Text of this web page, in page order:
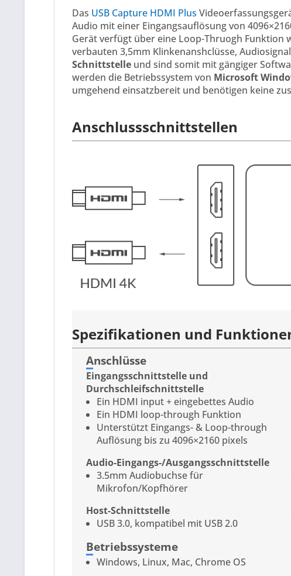
Das USB Capture HDMI Plus
Audio mit einer Eingangsauflösung von
Gerät verfügt über eine Loop-Thruogh
verbauten 3,5mm Klinkenanshclüsse,
Schnittstelle und sind somit mit gängiger
werden die Betriebssystem von Microsoft
umgehend einsatzbereit und benötigen keine
Anschlussschnittstellen
Spezifikationen und
Anschlüsse
Eingangsschnittstelle und
Durchschleifschnittstelle
Ein HDMI input + eingebettes Audio
Ein HDMI loop-through Funktion
Unterstützt Eingangs- & Loop-through
Auflösung bis zu 4096×2160 pixels
Audio-Eingangs-/Ausgangsschnittstelle
3.5mm Audiobuchse für
Mikrofon/Kopfhörer
Host-Schnittstelle
USB 3.0, kompatibel mit USB 2.0
Betriebssysteme
Windows, Linux, Mac, Chrome OS